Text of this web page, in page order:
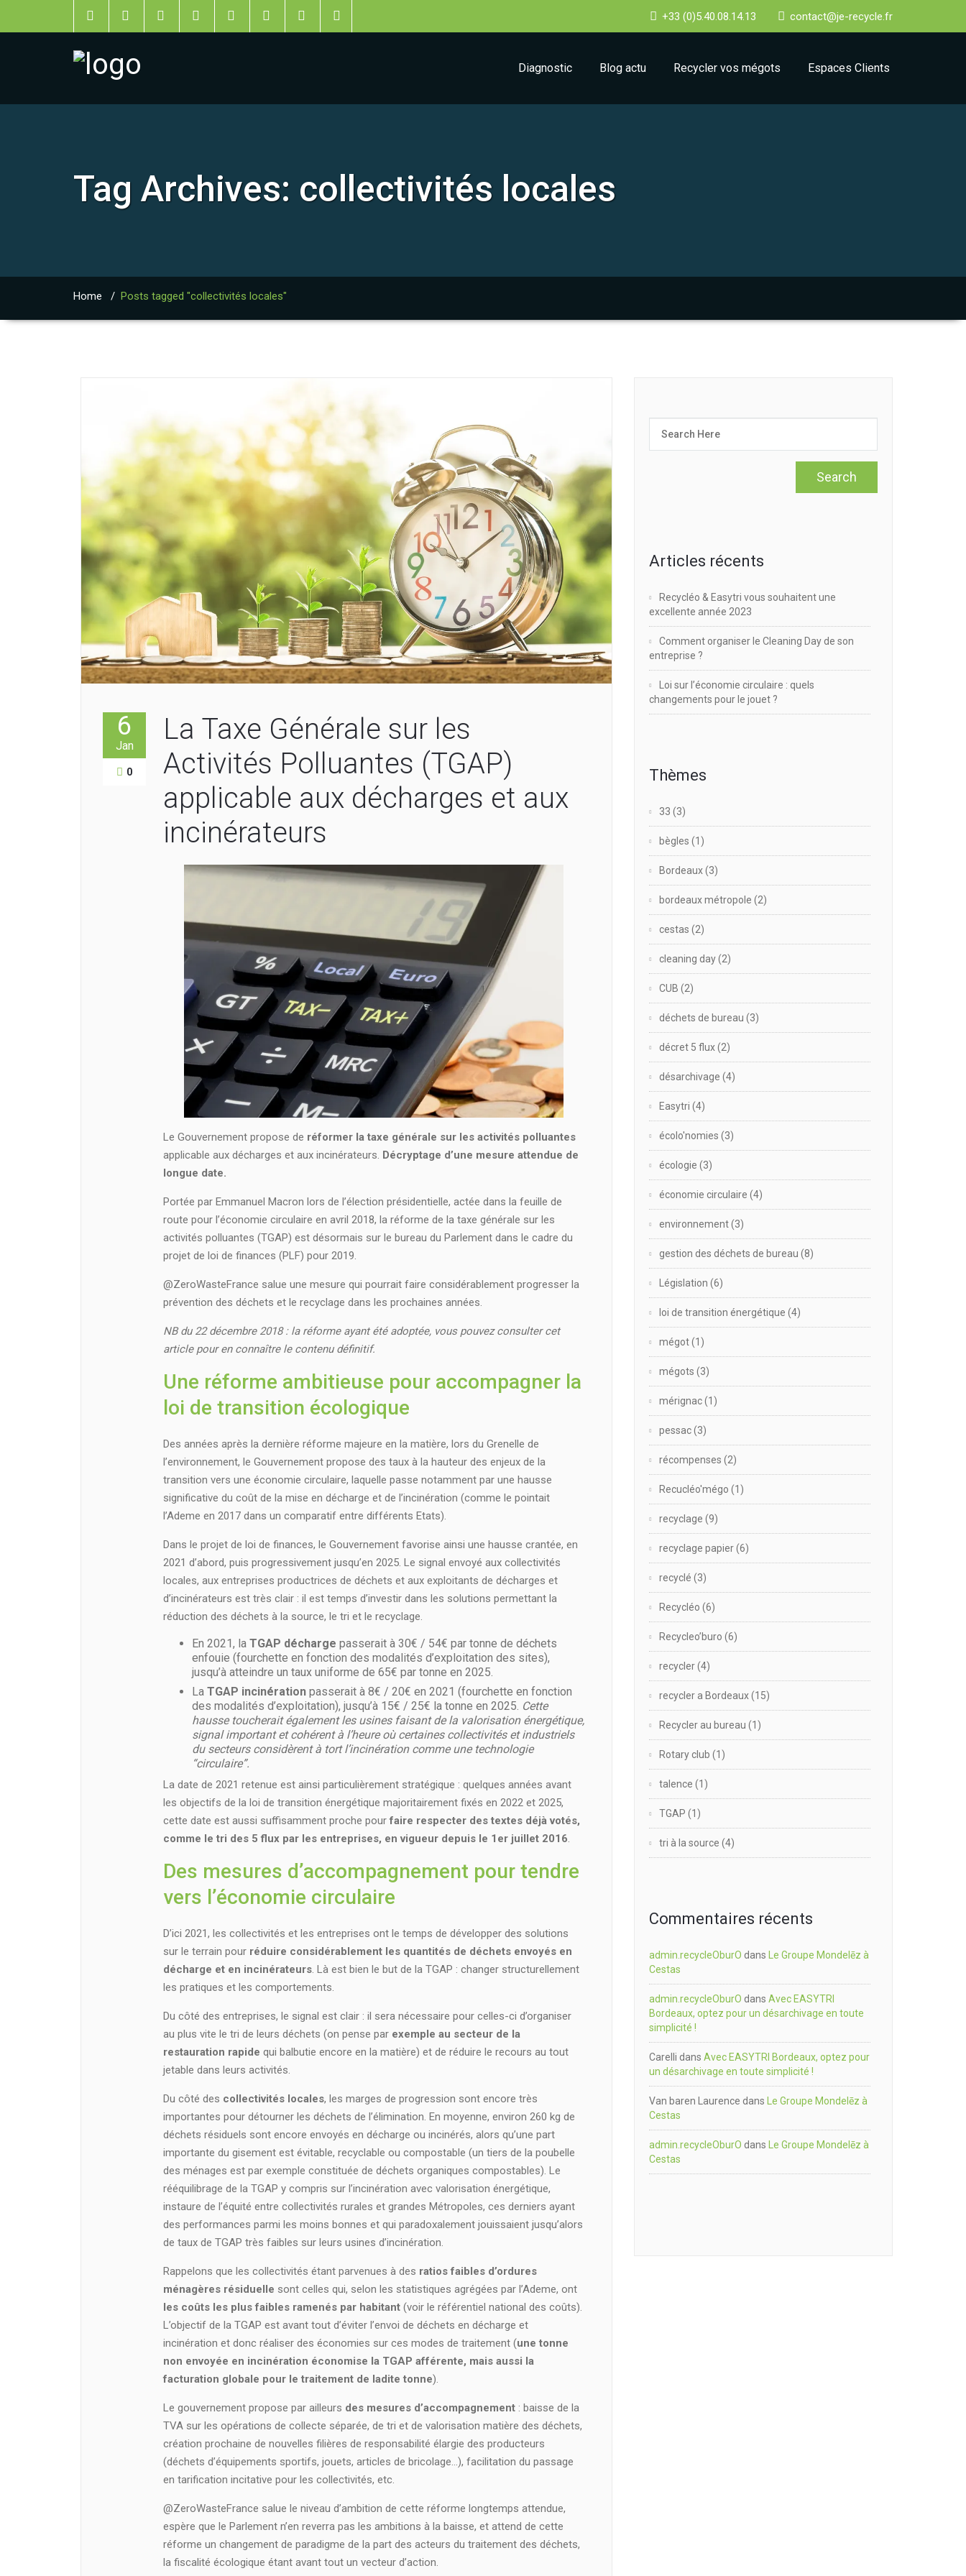
+33 (0)5.40.08.14.13 contact@je-recycle.fr
Diagnostic Blog actu Recycler vos mégots Espaces Clients
Tag Archives: collectivités locales
Home / Posts tagged "collectivités locales"
6
Jan
0
La Taxe Générale sur les
Activités Polluantes (TGAP)
applicable aux décharges et aux
incinérateurs
Le Gouvernement propose de réformer la taxe générale sur les activités polluantes
applicable aux décharges et aux incinérateurs. Décryptage d’une mesure attendue de
longue date.
Portée par Emmanuel Macron lors de l’élection présidentielle, actée dans la feuille de
route pour l’économie circulaire en avril 2018, la réforme de la taxe générale sur les
activités polluantes (TGAP) est désormais sur le bureau du Parlement dans le cadre du
projet de loi de finances (PLF) pour 2019.
@ZeroWasteFrance salue une mesure qui pourrait faire considérablement progresser la
prévention des déchets et le recyclage dans les prochaines années.
NB du 22 décembre 2018 : la réforme ayant été adoptée, vous pouvez consulter cet
article pour en connaître le contenu définitif.
Une réforme ambitieuse pour accompagner la
loi de transition écologique
Des années après la dernière réforme majeure en la matière, lors du Grenelle de
l’environnement, le Gouvernement propose des taux à la hauteur des enjeux de la
transition vers une économie circulaire, laquelle passe notamment par une hausse
significative du coût de la mise en décharge et de l’incinération (comme le pointait
l’Ademe en 2017 dans un comparatif entre différents Etats).
Dans le projet de loi de finances, le Gouvernement favorise ainsi une hausse crantée, en
2021 d’abord, puis progressivement jusqu’en 2025. Le signal envoyé aux collectivités
locales, aux entreprises productrices de déchets et aux exploitants de décharges et
d’incinérateurs est très clair : il est temps d’investir dans les solutions permettant la
réduction des déchets à la source, le tri et le recyclage.
En 2021, la TGAP décharge passerait à 30€ / 54€ par tonne de déchets
enfouie (fourchette en fonction des modalités d’exploitation des sites),
jusqu’à atteindre un taux uniforme de 65€ par tonne en 2025.
La TGAP incinérationpasserait à 8€ / 20€ en 2021 (fourchette en fonction
des modalités d’exploitation), jusqu’à 15€ / 25€ la tonne en 2025. Cette
hausse toucherait également les usines faisant de la valorisation énergétique,
signal important et cohérent à l’heure où certaines collectivités et industriels
du secteurs considèrent à tort l’incinération comme une technologie
“circulaire”.
La date de 2021 retenue est ainsi particulièrement stratégique : quelques années avant
les objectifs de la loi de transition énergétique majoritairement fixés en 2022 et 2025,
cette date est aussi suffisamment proche pourfaire respecter des textes déjà votés,
comme le tri des 5 flux par les entreprises, en vigueur depuis le 1er juillet 2016.
Des mesures d’accompagnement pour tendre
vers l’économie circulaire
D’ici 2021, les collectivités et les entreprises ont le temps de développer des solutions
sur le terrain pourréduire considérablement les quantités de déchets envoyés en
décharge et en incinérateurs. Là est bien le but de la TGAP : changer structurellement
les pratiques et les comportements.
Du côté des entreprises, le signal est clair : il sera nécessaire pour celles-ci d’organiser
au plus vite le tri de leurs déchets (on pense par exemple au secteur de la
restauration rapide qui balbutie encore en la matière) et de réduire le recours au tout
jetable dans leurs activités.
Du côté des collectivités locales, les marges de progression sont encore très
importantes pour détourner les déchets de l’élimination. En moyenne, environ 260 kg de
déchets résiduels sont encore envoyés en décharge ou incinérés, alors qu’une part
importante du gisement est évitable, recyclable ou compostable (un tiers de la poubelle
des ménages est par exemple constituée de déchets organiques compostables). Le
rééquilibrage de la TGAP y compris sur l’incinération avec valorisation énergétique,
instaure de l’équité entre collectivités rurales et grandes Métropoles, ces derniers ayant
des performances parmi les moins bonnes et qui paradoxalement jouissaient jusqu’alors
de taux de TGAP très faibles sur leurs usines d’incinération.
Rappelons que les collectivités étant parvenues à des ratios faibles d’ordures
ménagères résiduelle sont celles qui, selon les statistiques agrégées par l’Ademe, ont
les coûts les plus faibles ramenés par habitant(voir le référentiel national des coûts).
L’objectif de la TGAP est avant tout d’éviter l’envoi de déchets en décharge et
incinération et donc réaliser des économies sur ces modes de traitement (une tonne
non envoyée en incinération économise la TGAP afférente, mais aussi la
facturation globale pour le traitement de ladite tonne).
Le gouvernement propose par ailleurs des mesures d’accompagnement: baisse de la
TVA sur les opérations de collecte séparée, de tri et de valorisation matière des déchets,
création prochaine de nouvelles filières de responsabilité élargie des producteurs
(déchets d’équipements sportifs, jouets, articles de bricolage…), facilitation du passage
en tarification incitative pour les collectivités, etc.
@ZeroWasteFrance salue le niveau d’ambition de cette réforme longtemps attendue,
espère que le Parlement n’en reverra pas les ambitions à la baisse, et attend de cette
réforme un changement de paradigme de la part des acteurs du traitement des déchets,
la fiscalité écologique étant avant tout un vecteur d’action.
Articles récents
Recycléo & Easytri vous souhaitent une
excellente année 2023
Comment organiser le Cleaning Day de son
entreprise ?
Loi sur l’économie circulaire : quels
changements pour le jouet ?
Thèmes
33 (3)
bègles (1)
Bordeaux(3)
bordeaux métropole (2)
cestas (2)
cleaning day(2)
CUB (2)
déchets de bureau (3)
décret 5 flux(2)
désarchivage (4)
Easytri (4)
écolo'nomies (3)
écologie (3)
économie circulaire (4)
environnement(3)
gestion des déchets de bureau (8)
Législation (6)
loi de transition énergétique (4)
mégot(1)
mégots (3)
mérignac(1)
pessac(3)
récompenses (2)
Recucléo'mégo (1)
recyclage (9)
recyclage papier(6)
recyclé (3)
Recycléo (6)
Recycleo’buro (6)
recycler(4)
recycler a Bordeaux(15)
Recycler au bureau (1)
Rotary club (1)
talence (1)
TGAP (1)
tri à la source (4)
Commentaires récents
admin.recycleOburO dans
Le Groupe Mondelēz à
Cestas
admin.recycleOburO dans Avec EASYTRI
Bordeaux, optez pour un désarchivage en toute
simplicité !
Carelli dans Avec EASYTRI Bordeaux, optez pour
un désarchivage en toute simplicité !
Van baren Laurence dans
Le Groupe Mondelēz à
Cestas
admin.recycleOburO dans
Le Groupe Mondelēz à
Cestas